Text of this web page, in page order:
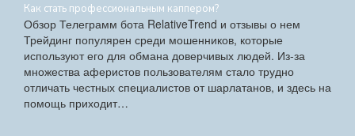
Как стать профессиональным каппером?
Обзор Телеграмм бота RelativeTrend и отзывы о нем
Трейдинг популярен среди мошенников, которые
используют его для обмана доверчивых людей. Из-за
множества аферистов пользователям стало трудно
отличать честных специалистов от шарлатанов, и здесь на
помощь приходит…